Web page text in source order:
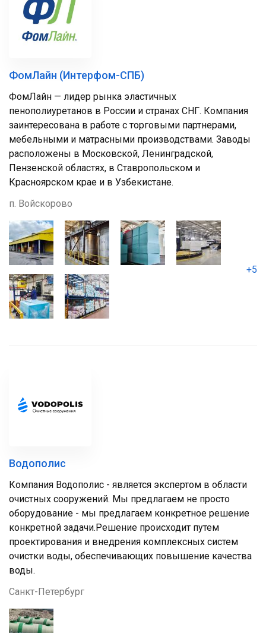
ФомЛайн (Интерфом-СПБ)
ФомЛайн — лидер рынка эластичных
пенополиуретанов в России и странах СНГ. Компания
заинтересована в работе с торговыми партнерами,
мебельными и матрасными производствами. Заводы
расположены в Московской, Ленинградской,
Пензенской областях, в Ставропольском и
Красноярском крае и в Узбекистане.
п. Войскорово
+5
Водополис
Компания Водополис - является экспертом в области
очистных сооружений. Мы предлагаем не просто
оборудование - мы предлагаем конкретное решение
конкретной задачи.Решение происходит путем
проектирования и внедрения комплексных систем
очистки воды, обеспечивающих повышение качества
воды.
Санкт-Петербург